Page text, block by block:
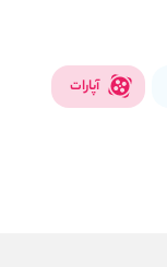
آپارات